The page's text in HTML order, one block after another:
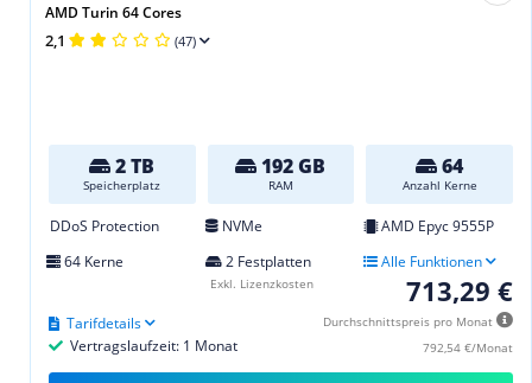
AMD Turin 64 Cores
2,1 (47)
2 TB
Speicherplatz
192 GB
RAM
64
Anzahl Kerne
DDoS Protection NVMe
AMD Epyc 9555P
64 Kerne
2 Festplatten Alle Funktionen
713,29 €
Durchschnittspreis pro Monat
792,54 €/Monat
Vertragslaufzeit: 1 Monat
Tarifdetails
Exkl. Lizenzkosten